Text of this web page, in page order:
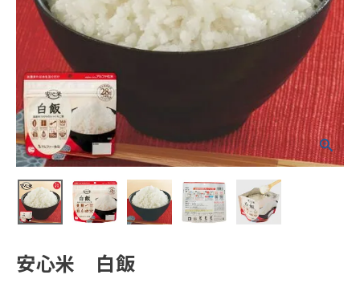
商品カテゴリから探す
キャンペーン・季節商品・
数量限定から探す
ギフトから探す
定期便から探す
出雲のおもてなしシリーズから探す
安心米 白飯